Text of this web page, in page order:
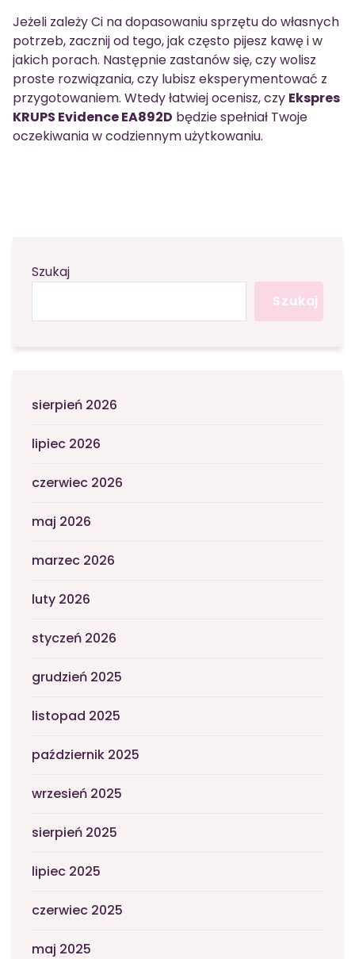
Jeżeli zależy Ci na dopasowaniu sprzętu do własnych
potrzeb, zacznij od tego, jak często pijesz kawę i w
jakich porach. Następnie zastanów się, czy wolisz
proste rozwiązania, czy lubisz eksperymentować z
przygotowaniem. Wtedy łatwiej ocenisz, czy Ekspres
KRUPS Evidence EA892D będzie spełniał Twoje
oczekiwania w codziennym użytkowaniu.
Szukaj
Szukaj
sierpień 2026
lipiec 2026
czerwiec 2026
maj 2026
marzec 2026
luty 2026
styczeń 2026
grudzień 2025
listopad 2025
październik 2025
wrzesień 2025
sierpień 2025
lipiec 2025
czerwiec 2025
maj 2025